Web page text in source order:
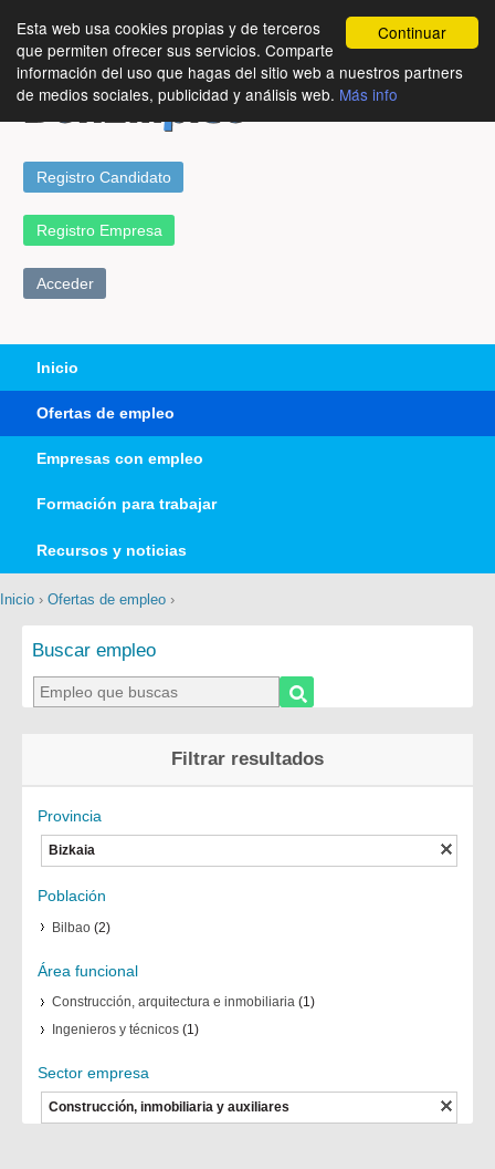
Continuar
Esta web usa cookies propias y de terceros
que permiten ofrecer sus servicios. Comparte
información del uso que hagas del sitio web a nuestros partners
de medios sociales, publicidad y análisis web. Más info
Registro Candidato
Registro Empresa
Acceder
Inicio
Ofertas de empleo
Empresas con empleo
Formación para trabajar
Recursos y noticias
Inicio › Ofertas de empleo ›
Buscar empleo
Filtrar resultados
Provincia
Bizkaia
Población
Bilbao(2)
Área funcional
Construcción, arquitectura e inmobiliaria(1)
Ingenieros y técnicos(1)
Sector empresa
Construcción, inmobiliaria y auxiliares